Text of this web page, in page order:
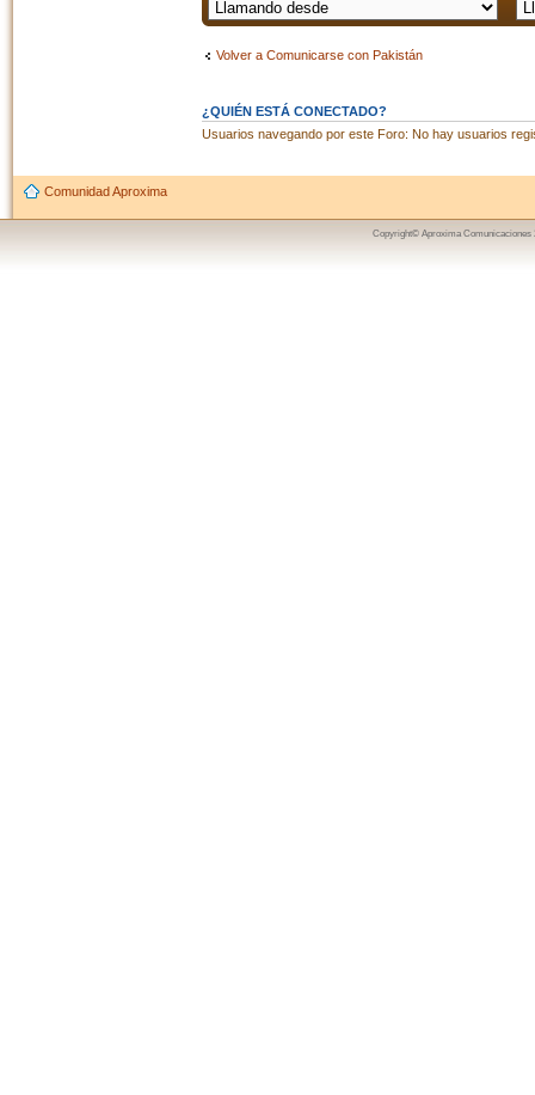
Volver a Comunicarse con Pakistán
¿QUIÉN ESTÁ CONECTADO?
Usuarios navegando por este Foro: No hay usuarios
Comunidad Aproxima
Copyright© Aproxima Comunicaciones